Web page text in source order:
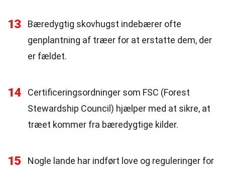
13
Bæredygtig skovhugst indebærer ofte
genplantning af træer for at erstatte dem, der
er fældet.
14
Certificeringsordninger som FSC (Forest
Stewardship Council) hjælper med at sikre, at
træet kommer fra bæredygtige kilder.
15
Nogle lande har indført love og reguleringer for